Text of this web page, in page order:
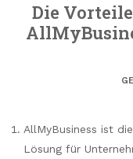
Die
AllMyBusiness ist
Lösung für